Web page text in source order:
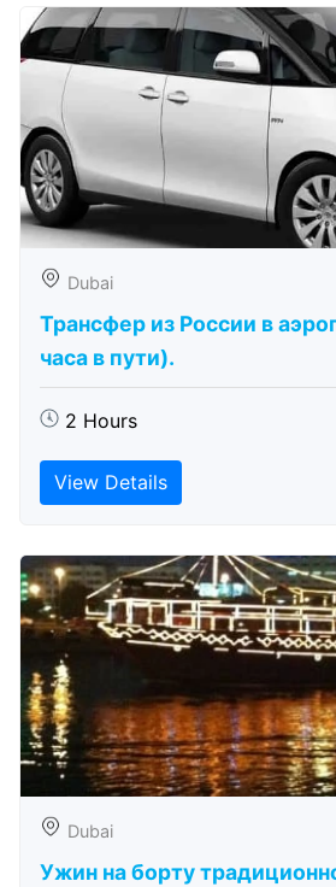
Dubai
Трансфер из России в
часа в пути).
2 Hours
View Details
Dubai
Ужин на борту